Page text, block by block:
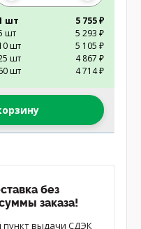
шт
5 755 ₽
шт
5 293 ₽
шт
5 105 ₽
шт
4 867 ₽
шт
4 714 ₽
без
заказа!
выдачи СДЭК